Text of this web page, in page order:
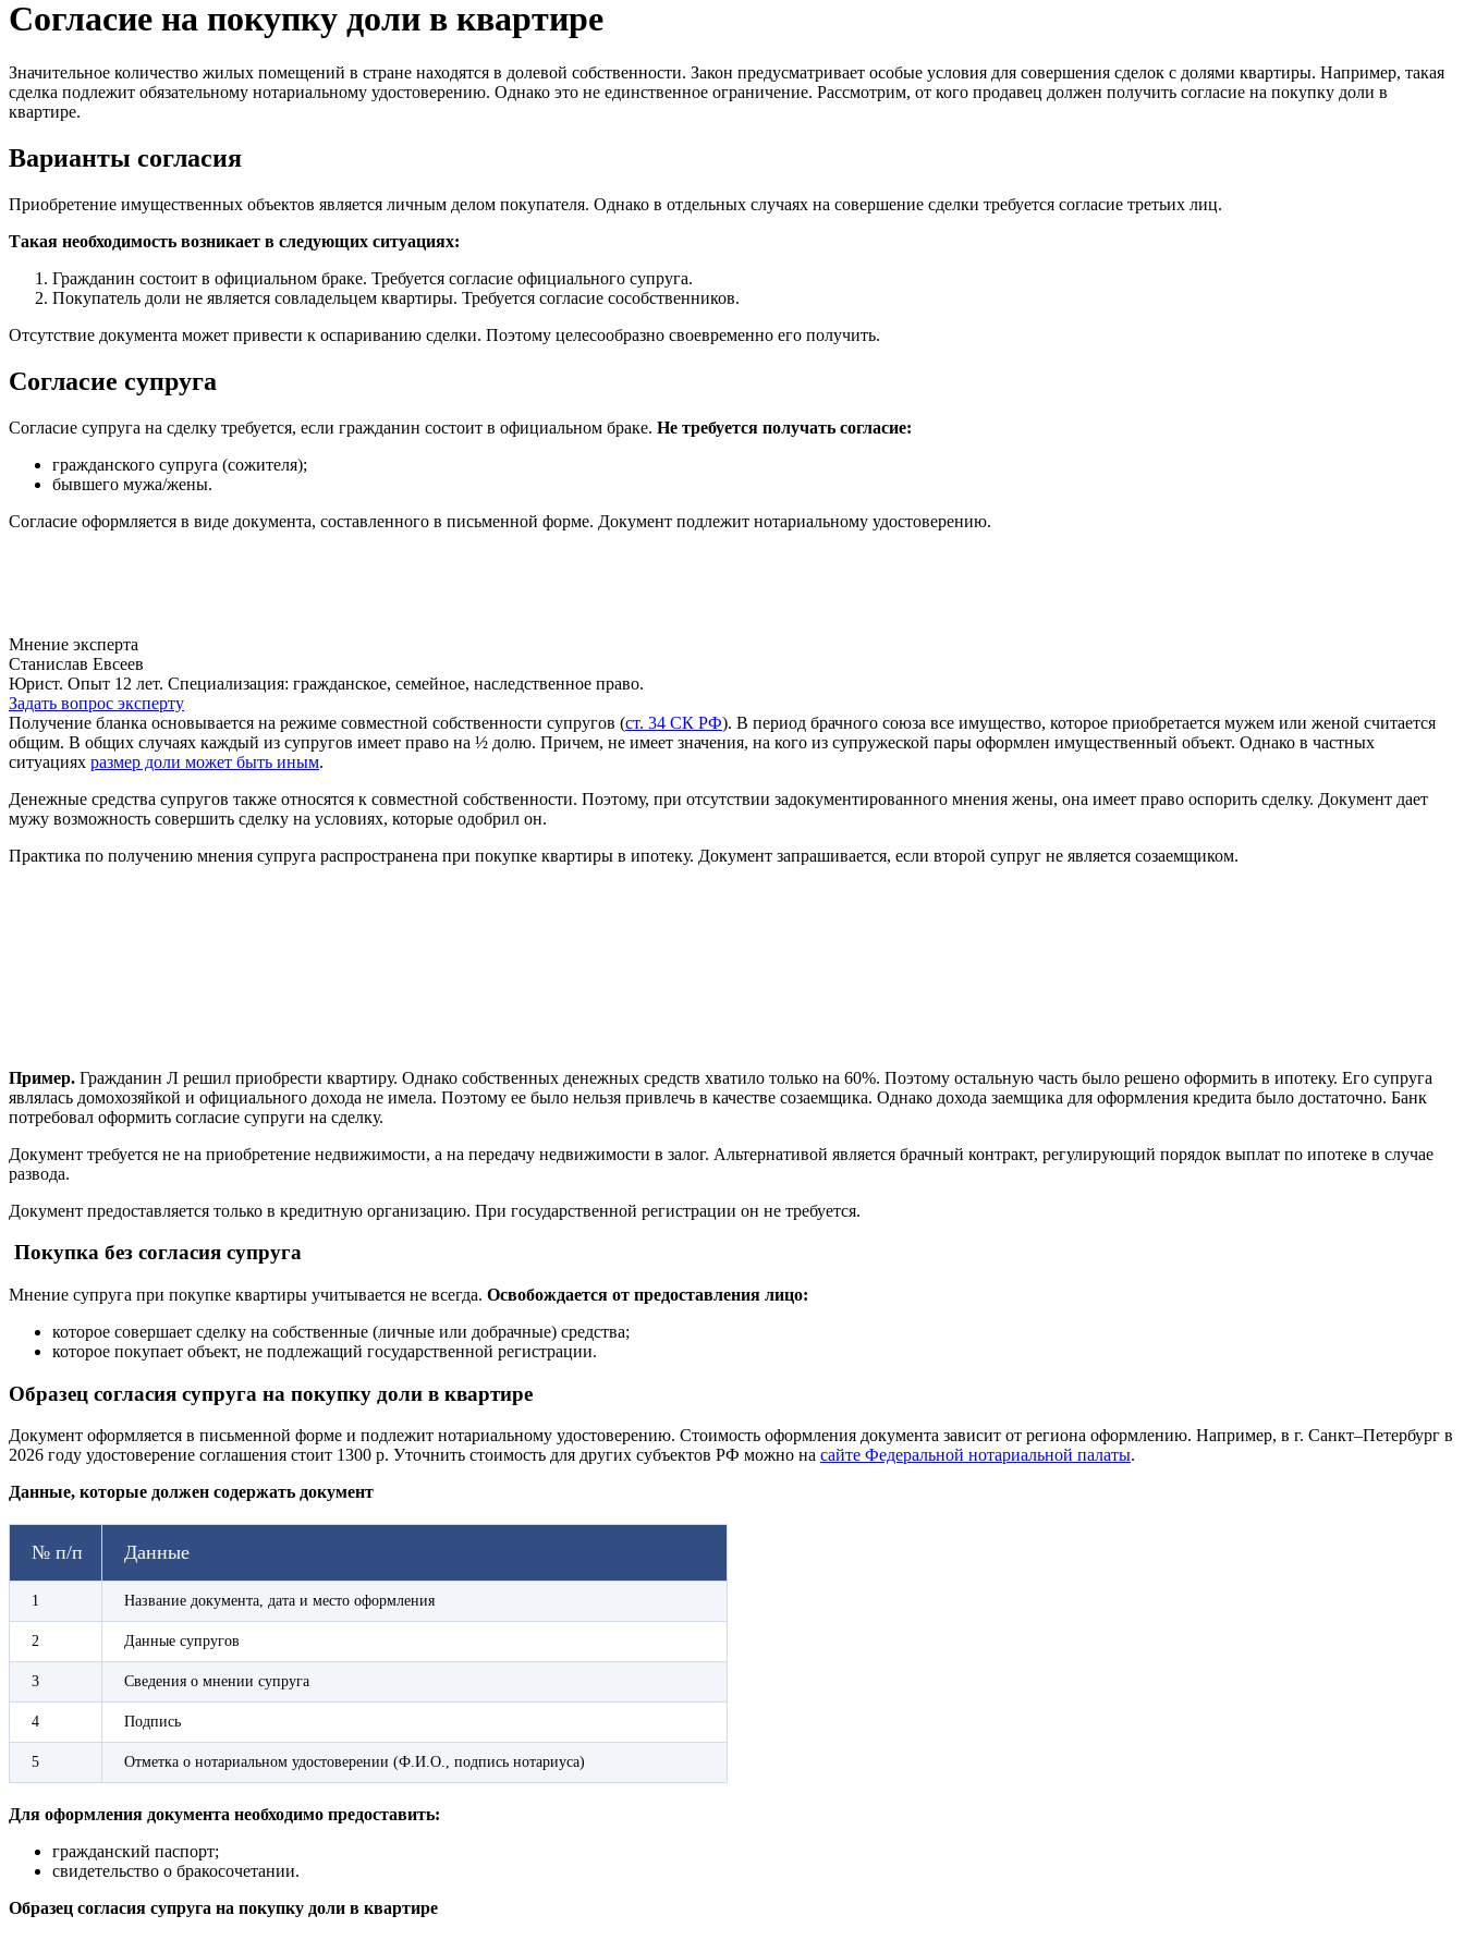
Согласие на покупку доли в квартире
Значительное количество жилых помещений в стране находятся в долевой собственности. Закон предусматривает особые условия для совершения сделок с долями квартиры. Например, такая
сделка подлежит обязательному нотариальному удостоверению. Однако это не единственное ограничение. Рассмотрим, от кого продавец должен получить согласие на покупку доли в
квартире.
Варианты согласия
Приобретение имущественных объектов является личным делом покупателя. Однако в отдельных случаях на совершение сделки требуется согласие третьих лиц.
Такая необходимость возникает в следующих ситуациях:
Гражданин состоит в официальном браке. Требуется согласие официального супруга.
Покупатель доли не является совладельцем квартиры. Требуется согласие сособственников.
Отсутствие документа может привести к оспариванию сделки. Поэтому целесообразно своевременно его получить.
Согласие супруга
Согласие супруга на сделку требуется, если гражданин состоит в официальном браке. Не требуется получать согласие:
гражданского супруга (сожителя);
бывшего мужа/жены.
Согласие оформляется в виде документа, составленного в письменной форме. Документ подлежит нотариальному удостоверению.
Мнение эксперта
Станислав Евсеев
Юрист. Опыт 12 лет. Специализация: гражданское, семейное, наследственное право.
Задать вопрос эксперту
Получение бланка основывается на режиме совместной собственности супругов (ст. 34 СК РФ). В период брачного союза все имущество, которое приобретается мужем или женой считается
общим. В общих случаях каждый из супругов имеет право на ½ долю. Причем, не имеет значения, на кого из супружеской пары оформлен имущественный объект. Однако в частных
ситуациях размер доли может быть иным.
Денежные средства супругов также относятся к совместной собственности. Поэтому, при отсутствии задокументированного мнения жены, она имеет право оспорить сделку. Документ дает
мужу возможность совершить сделку на условиях, которые одобрил он.
Практика по получению мнения супруга распространена при покупке квартиры в ипотеку. Документ запрашивается, если второй супруг не является созаемщиком.
Пример. Гражданин Л решил приобрести квартиру. Однако собственных денежных средств хватило только на 60%. Поэтому остальную часть было решено оформить в ипотеку. Его супруга
являлась домохозяйкой и официального дохода не имела. Поэтому ее было нельзя привлечь в качестве созаемщика. Однако дохода заемщика для оформления кредита было достаточно. Банк
потребовал оформить согласие супруги на сделку.
Документ требуется не на приобретение недвижимости, а на передачу недвижимости в залог. Альтернативой является брачный контракт, регулирующий порядок выплат по ипотеке в случае
развода.
Документ предоставляется только в кредитную организацию. При государственной регистрации он не требуется.
Покупка без согласия супруга
Мнение супруга при покупке квартиры учитывается не всегда. Освобождается от предоставления лицо:
которое совершает сделку на собственные (личные или добрачные) средства;
которое покупает объект, не подлежащий государственной регистрации.
Образец согласия супруга на покупку доли в квартире
Документ оформляется в письменной форме и подлежит нотариальному удостоверению. Стоимость оформления документа зависит от региона оформлению. Например, в г. Санкт–Петербург в
2026 году удостоверение соглашения стоит 1300 р. Уточнить стоимость для других субъектов РФ можно на сайте Федеральной нотариальной палаты.
Данные, которые должен содержать документ
№ п/п Данные
1 Название документа, дата и место оформления
2 Данные супругов
3 Сведения о мнении супруга
4 Подпись
5 Отметка о нотариальном удостоверении (Ф.И.О., подпись нотариуса)
Для оформления документа необходимо предоставить:
гражданский паспорт;
свидетельство о бракосочетании.
Образец согласия супруга на покупку доли в квартире